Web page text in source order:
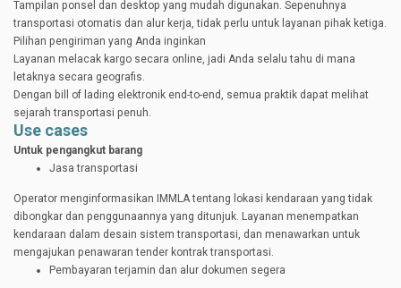
Tampilan ponsel dan desktop yang mudah digunakan. Sepenuhnya
transportasi otomatis dan alur kerja, tidak perlu untuk layanan pihak ketiga.
Pilihan pengiriman yang Anda inginkan
Layanan melacak kargo secara online, jadi Anda selalu tahu di mana
letaknya secara geografis.
Dengan bill of lading elektronik end-to-end, semua praktik dapat melihat
sejarah transportasi penuh.
Use cases
Untuk pengangkut barang
Jasa transportasi
Operator menginformasikan IMMLA tentang lokasi kendaraan yang tidak
dibongkar dan penggunaannya yang ditunjuk. Layanan menempatkan
kendaraan dalam desain sistem transportasi, dan menawarkan untuk
mengajukan penawaran tender kontrak transportasi.
Pembayaran terjamin dan alur dokumen segera